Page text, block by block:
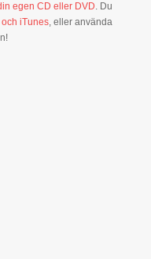
egen CD eller DVD. Du
iTunes, eller använda